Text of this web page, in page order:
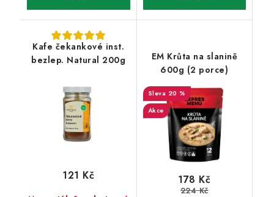
Kafe čekankové inst.
bezlep. Natural 200g
121 Kč
EM Krůta na slanině
600g (2 porce)
20 %
Akce
178 Kč
224 Kč